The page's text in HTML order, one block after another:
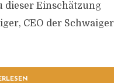
dieser Einschätzung
CEO der Schwaiger